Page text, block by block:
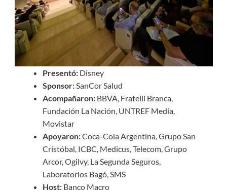
Presentó:Disney
Sponsor:SanCor Salud
Acompañaron:BBVA, Fratelli Branca,
Fundación La Nación, UNTREF Media,
Movistar
Apoyaron:Coca-Cola Argentina, Grupo San
Cristóbal, ICBC, Medicus, Telecom, Grupo
Arcor, Ogilvy, La Segunda Seguros,
Laboratorios Bagó, SMS
Host:Banco Macro